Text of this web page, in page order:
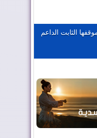
الثابت الداعم